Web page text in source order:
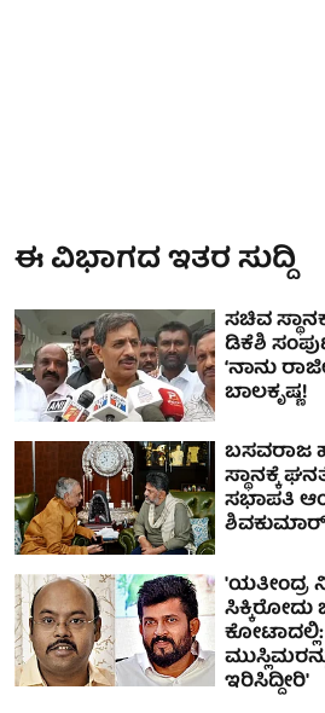
ಈ ವಿಭಾಗದ ಇತರ ಸುದ್ದಿ
ಸಚಿವ
ಡಿಕೆಶಿ
‘ನಾನು
ಬಾಲಕೃಷ್ಣ!
ಬಸವರಾಜ
ಸ್ಥಾನಕ್ಕೆ
ಸಭಾಪತಿ
'ಯತೀಂದ್ರ
ಸಿಕ್ಕಿರೋದು
ಇರಿಸಿದ್ದೀರಿ'